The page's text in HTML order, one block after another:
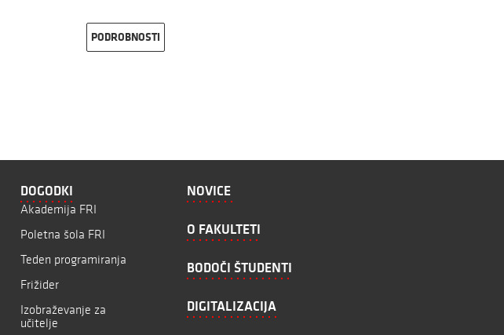
PODROBNOSTI
DOGODKI
Akademija FRI
Poletna šola FRI
Teden programiranja
Frižider
Izobraževanje za
učitelje
NOVICE
O FAKULTETI
BODOČI ŠTUDENTI
DIGITALIZACIJA